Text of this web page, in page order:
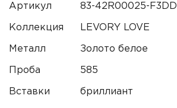
Артикул 83-42R00025-F3DD
Коллекция LEVORY LOVE
Металл Золото белое
Проба 585
Вставки бриллиант
Имя*
Контактный телефон*